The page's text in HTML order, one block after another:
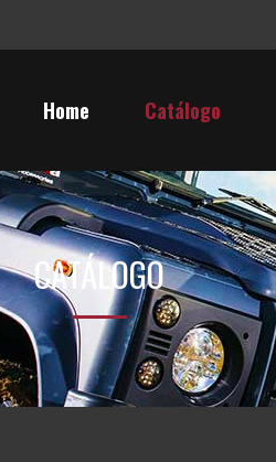
Home Catálogo
CATÁLOGO